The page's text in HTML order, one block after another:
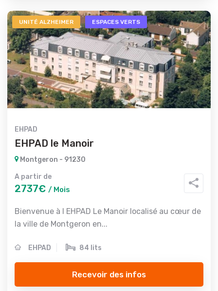
UNITÉ ALZHEIMER ESPACES VERTS
EHPAD
EHPAD le Manoir
Montgeron - 91230
A partir de
2737€ / Mois
Bienvenue à l EHPAD Le Manoir localisé au cœur de
la ville de Montgeron en...
EHPAD 84 lits
Recevoir des infos